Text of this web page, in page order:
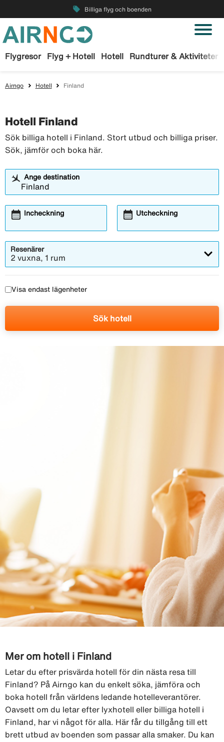
local_offer Billiga flyg och boenden
Flygresor Flyg + Hotell Hotell Rundturer & Aktiviteter
Airngo Hotell Finland
Hotell Finland
Sök billiga hotell i Finland. Stort utbud och billiga priser.
Sök, jämför och boka här.
Ange destination
Incheckning
calendar_month Utcheckning
calendar_month
Resenärer
2 vuxna, 1 rum
Visa endast lägenheter
Sök hotell
Mer om hotell i Finland
Letar du efter prisvärda hotell för din nästa resa till
Finland? På Airngo kan du enkelt söka, jämföra och
boka hotell från världens ledande hotelleverantörer.
Oavsett om du letar efter lyxhotell eller billiga hotell i
Finland, har vi något för alla. Här får du tillgång till ett
brett utbud av boenden som passar alla smaker. Du kan